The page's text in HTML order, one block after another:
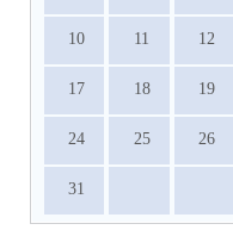
10 11 12
17 18 19
24 25 26
31